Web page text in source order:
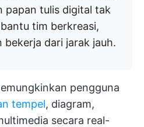
papan tulis digital tak
tim berkreasi,
bekerja dari jarak jauh.
pengguna
tempel, diagram,
secara real-